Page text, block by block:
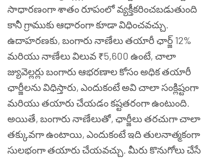
సాధారణంగా శాతం రూపంలో వ్యక్తీకరించబడుతుంది
కానీ గ్రాముకు ఆధారంగా కూడా విధించవచ్చు.
ఉదాహరణకు, బంగారు నాణేలు తయారీ ఛార్జ్ 12%
మరియు నాణేలు విలువ ₹5,600 ఉంటే, చాలా
జ్యువెల్లర్లు బంగారు ఆభరణాల కోసం అధిక తయారీ
ఛార్జీలను విధిస్తారు, ఎందుకంటే అవి చాలా సంక్లిష్టంగా
మరియు తయారు చేయడం కష్టతరంగా ఉంటుంది.
అయితే, బంగారు నాణేలుతో, ఛార్జీలు తరచుగా చాలా
తక్కువగా ఉంటాయి, ఎందుకంటే ఇది తులనాత్మకంగా
సులభంగా తయారు చేయవచ్చు. మీరు కొనుగోలు చేసే